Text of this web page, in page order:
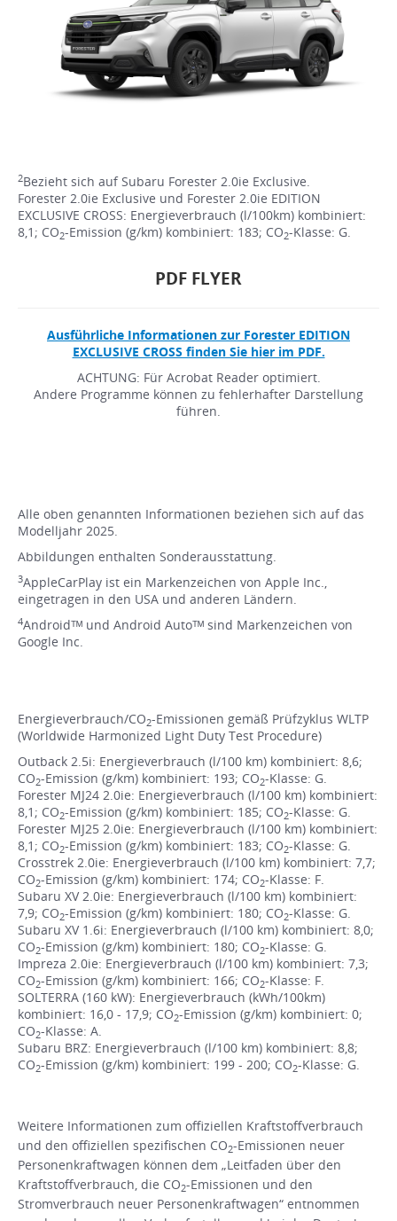
2Bezieht sich auf Subaru Forester 2.0ie Exclusive.
Forester 2.0ie Exclusive und Forester 2.0ie EDITION
EXCLUSIVE CROSS: Energieverbrauch (l/100km) kombiniert:
8,1; CO2-Emission (g/km) kombiniert: 183; CO2-Klasse: G.
PDF FLYER
Ausführliche Informationen zur Forester EDITION
EXCLUSIVE CROSS finden Sie hier im PDF.
ACHTUNG: Für Acrobat Reader optimiert.
Andere Programme können zu fehlerhafter Darstellung
führen.
Alle oben genannten Informationen beziehen sich auf das
Modelljahr 2025.
Abbildungen enthalten Sonderausstattung.
3AppleCarPlay ist ein Markenzeichen von Apple Inc.,
eingetragen in den USA und anderen Ländern.
4Androidᵀᴹ und Android Autoᵀᴹ sind Markenzeichen von
Google Inc.
Energieverbrauch/CO2-Emissionen gemäß Prüfzyklus WLTP
(Worldwide Harmonized Light Duty Test Procedure)
Outback 2.5i: Energieverbrauch (l/100 km) kombiniert: 8,6;
CO2-Emission (g/km) kombiniert: 193; CO2-Klasse: G.
Forester MJ24 2.0ie: Energieverbrauch (l/100 km) kombiniert:
8,1; CO2-Emission (g/km) kombiniert: 185; CO2-Klasse: G.
Forester MJ25 2.0ie: Energieverbrauch (l/100 km) kombiniert:
8,1; CO2-Emission (g/km) kombiniert: 183; CO2-Klasse: G.
Crosstrek 2.0ie: Energieverbrauch (l/100 km) kombiniert: 7,7;
CO2-Emission (g/km) kombiniert: 174; CO2-Klasse: F.
Subaru XV 2.0ie: Energieverbrauch (l/100 km) kombiniert:
7,9; CO2-Emission (g/km) kombiniert: 180; CO2-Klasse: G.
Subaru XV 1.6i: Energieverbrauch (l/100 km) kombiniert: 8,0;
CO2-Emission (g/km) kombiniert: 180; CO2-Klasse: G.
Impreza 2.0ie: Energieverbrauch (l/100 km) kombiniert: 7,3;
CO2-Emission (g/km) kombiniert: 166; CO2-Klasse: F.
SOLTERRA (160 kW): Energieverbrauch (kWh/100km)
kombiniert: 16,0 - 17,9; CO2-Emission (g/km) kombiniert: 0;
CO2-Klasse: A.
Subaru BRZ: Energieverbrauch (l/100 km) kombiniert: 8,8;
CO2-Emission (g/km) kombiniert: 199 - 200; CO2-Klasse: G.
Weitere Informationen zum offiziellen Kraftstoffverbrauch
und den offiziellen spezifischen CO2-Emissionen neuer
Personenkraftwagen können dem „Leitfaden über den
Kraftstoffverbrauch, die CO2-Emissionen und den
Stromverbrauch neuer Personenkraftwagen“ entnommen